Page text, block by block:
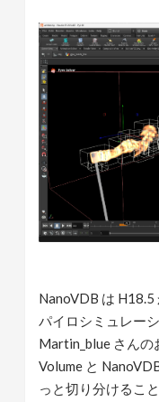
NanoVDB は
パイロシミュレー
Martin_blue さんの
Volume と
っと切り分けるこ